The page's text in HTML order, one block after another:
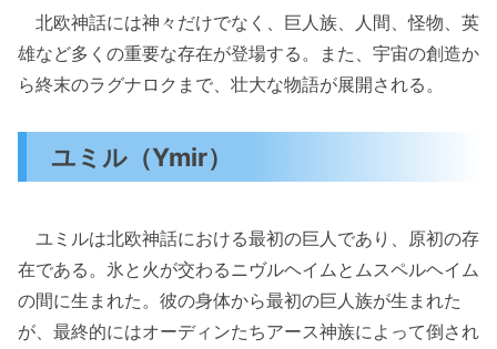
北欧神話には神々だけでなく、巨人族、人間、怪物、英
雄など多くの重要な存在が登場する。また、宇宙の創造か
ら終末のラグナロクまで、壮大な物語が展開される。
ユミル（Ymir）
ユミルは北欧神話における最初の巨人であり、原初の存
在である。氷と火が交わるニヴルヘイムとムスペルヘイム
の間に生まれた。彼の身体から最初の巨人族が生まれた
が、最終的にはオーディンたちアース神族によって倒され